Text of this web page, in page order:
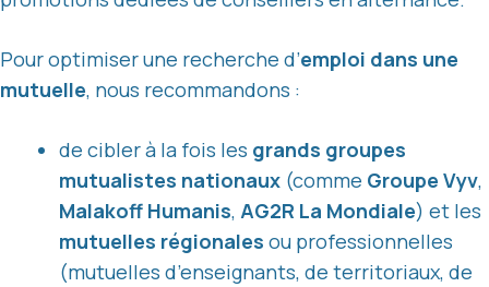
Pour optimiser une recherche d’emploi dans une
mutuelle, nous recommandons :
de cibler à la fois les grands groupes
mutualistes nationaux (comme Groupe Vyv,
Malakoff Humanis, AG2R La Mondiale) et les
mutuelles régionales ou professionnelles
(mutuelles d’enseignants, de territoriaux, de